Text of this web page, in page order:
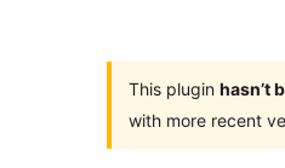
This plugin hasn’t
with more recent